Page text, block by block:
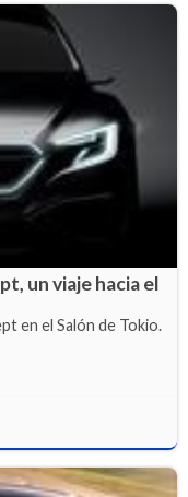
un viaje hacia el
en el Salón de Tokio.